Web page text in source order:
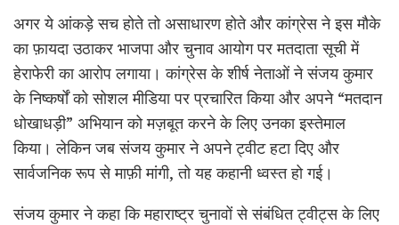
अगर ये आंकड़े सच होते तो असाधारण होते और कांग्रेस ने इस मौके
का फ़ायदा उठाकर भाजपा और चुनाव आयोग पर मतदाता सूची में
हेराफेरी का आरोप लगाया। कांग्रेस के शीर्ष नेताओं ने संजय कुमार
के निष्कर्षों को सोशल मीडिया पर प्रचारित किया और अपने “मतदान
धोखाधड़ी” अभियान को मज़बूत करने के लिए उनका इस्तेमाल
किया। लेकिन जब संजय कुमार ने अपने ट्वीट हटा दिए और
सार्वजनिक रूप से माफ़ी मांगी, तो यह कहानी ध्वस्त हो गई।
संजय कुमार ने कहा कि महाराष्ट्र चुनावों से संबंधित ट्वीट्स के लिए